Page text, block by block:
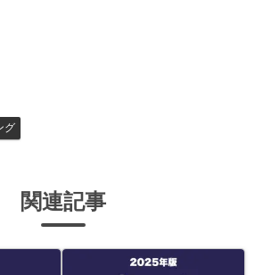
グ
関連記事